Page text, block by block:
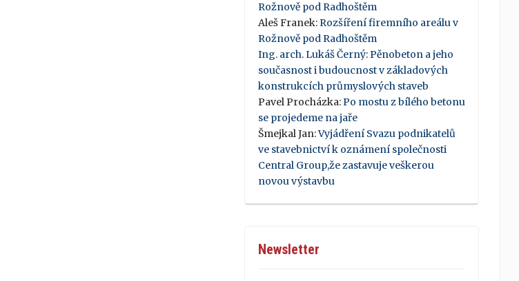
Rožnově pod Radhoštěm
Aleš Franek:Rozšíření firemního areálu v
Rožnově pod Radhoštěm
Ing. arch. Lukáš Černý:Pěnobeton a jeho
současnost i budoucnost v základových
konstrukcích průmyslových staveb
Pavel Procházka:Po mostu z bílého betonu
se projedeme na jaře
Šmejkal Jan:Vyjádření Svazu podnikatelů
ve stavebnictví k oznámení společnosti
Central Group,že zastavuje veškerou
novou výstavbu
Newsletter